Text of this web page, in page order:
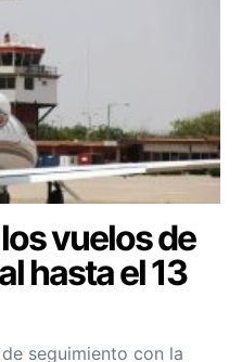
vuelos de
hasta el 13
seguimiento con la